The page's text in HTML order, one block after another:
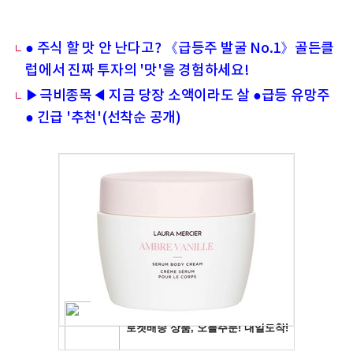
● 주식 할 맛 안 난다고? 《급등주 발굴 No.1》골든클
럽에서 진짜 투자의 '맛'을 경험하세요!
▶극비종목◀ 지금 당장 소액이라도 살 ●급등 유망주
● 긴급 '추천'(선착순 공개)